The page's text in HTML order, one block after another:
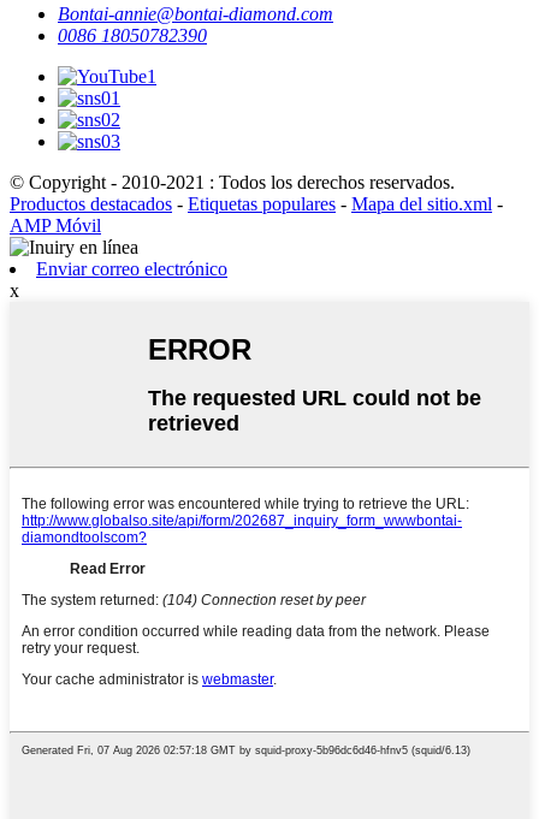
Bontai-annie@bontai-diamond.com
0086 18050782390
© Copyright - 2010-2021 : Todos los derechos reservados.
Productos destacados - Etiquetas populares - Mapa del sitio.xml -
AMP Móvil
Enviar correo electrónico
x